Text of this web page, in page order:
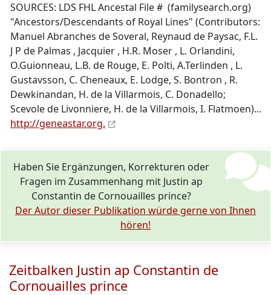
SOURCES: LDS FHL Ancestal File # (familysearch.org)
"Ancestors/Descendants of Royal Lines" (Contributors:
Manuel Abranches de Soveral, Reynaud de Paysac, F.L.
J P de Palmas , Jacquier , H.R. Moser , L. Orlandini,
O.Guionneau, L.B. de Rouge, E. Polti, A.Terlinden , L.
Gustavsson, C. Cheneaux, E. Lodge, S. Bontron , R.
Dewkinandan, H. de la Villarmois, C. Donadello;
Scevole de Livonniere, H. de la Villarmois, I. Flatmoen)...
http://geneastar.org.
Haben Sie Ergänzungen, Korrekturen oder
Fragen im Zusammenhang mit Justin ap
Constantin de Cornouailles prince?
Der Autor dieser Publikation würde gerne von Ihnen
hören!
Zeitbalken Justin ap Constantin de
Cornouailles prince